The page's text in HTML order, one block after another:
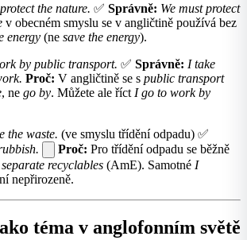
the nature. ✅ Správně: We must protect
v obecném smyslu se v angličtině používá bez
energy (ne save the energy).
by public transport. ✅ Správně: I take
Proč: V angličtině se s public transport
, ne go by. Můžete ale říct I go to work by
the waste. (ve smyslu třídění odpadu) ✅
Proč: Pro třídění odpadu se běžně
separate recyclables (AmE). Samotné I
nepřirozeně.
téma v anglofonním světě